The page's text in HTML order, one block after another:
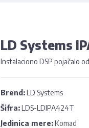
LD Systems
Instalaciono DSP pojačalo
Brend:LD Systems
Šifra:LDS-LDIPA424T
Jedinica mere:Komad